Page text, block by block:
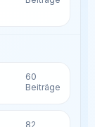
60
Beiträge
82